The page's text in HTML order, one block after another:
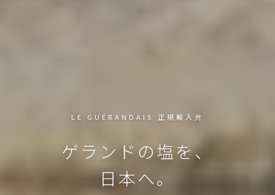
LE GUÉRANDAIS 正規輸入元
ゲランドの塩を、
日本へ。